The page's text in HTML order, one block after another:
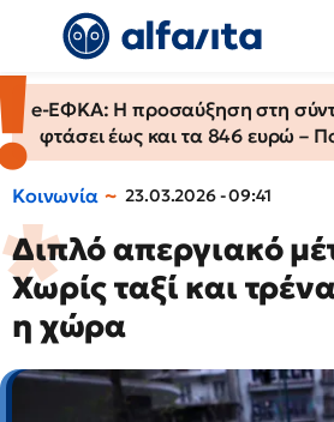
e-ΕΦΚΑ: Η προσαύξηση στη
φτάσει έως και τα 846 ευρώ –
Κοινωνία 23.03.2026 - 09:41
Διπλό απεργιακό
Χωρίς ταξί και
η χώρα